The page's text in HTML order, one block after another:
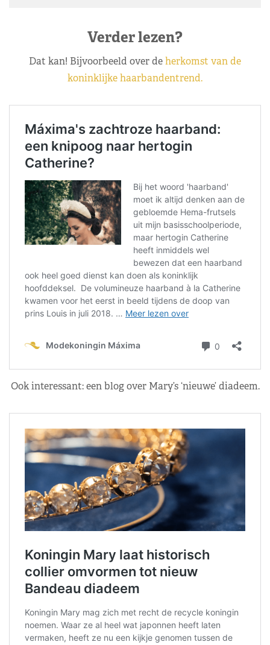
Verder lezen?
Dat kan! Bijvoorbeeld over deherkomst van de
koninklijke haarbandentrend.
Ook interessant: een blog over Mary’s ‘nieuwe’ diadeem.